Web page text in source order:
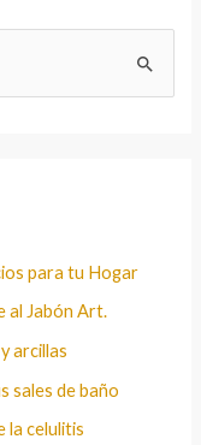
para tu Hogar
al Jabón Art.
arcillas
sales de baño
la celulitis